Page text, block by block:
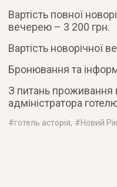
Вартість повної
вечерею – 3 200 грн.
Вартість новорічної
Бронювання та
З питань проживання
адміністратора
#готель асторія, #Новий